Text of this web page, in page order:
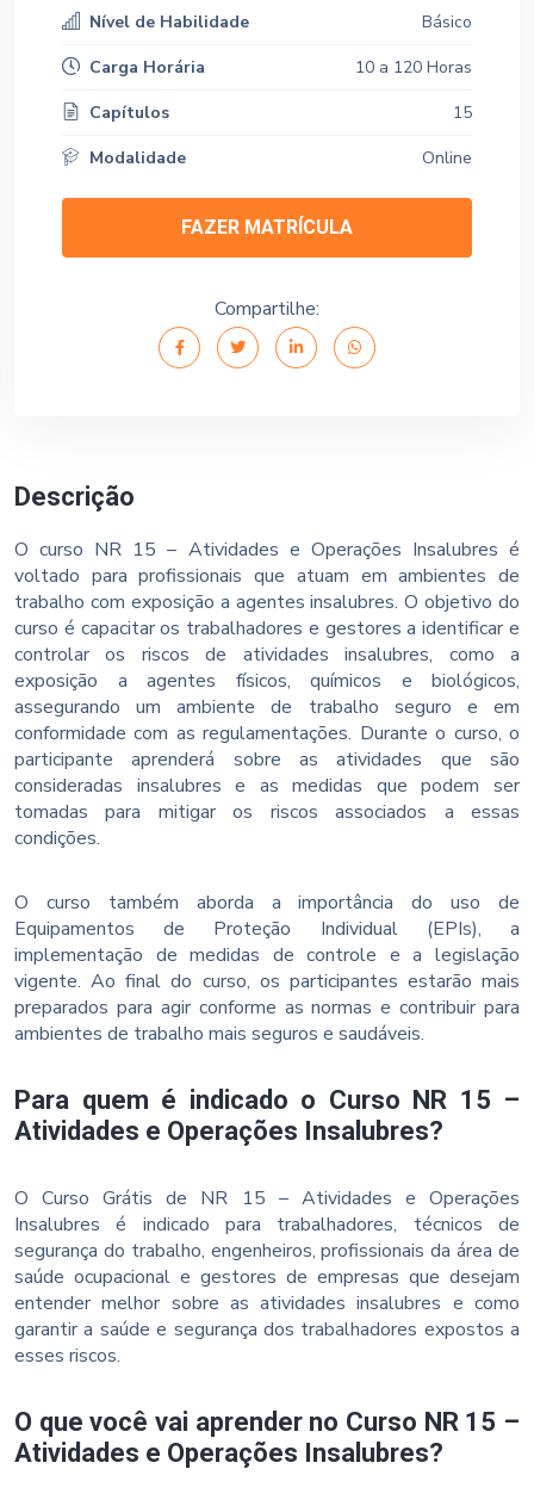
Descrição
O curso NR 15 – Atividades e Operações Insalubres é
voltado para profissionais que atuam em ambientes de
trabalho com exposição a agentes insalubres. O objetivo do
curso é capacitar os trabalhadores e gestores a identificar e
controlar os riscos de atividades insalubres, como a
exposição a agentes físicos, químicos e biológicos,
assegurando um ambiente de trabalho seguro e em
conformidade com as regulamentações. Durante o curso, o
participante aprenderá sobre as atividades que são
consideradas insalubres e as medidas que podem ser
tomadas para mitigar os riscos associados a essas
condições.
O curso também aborda a importância do uso de
Equipamentos de Proteção Individual (EPIs), a
implementação de medidas de controle e a legislação
vigente. Ao final do curso, os participantes estarão mais
preparados para agir conforme as normas e contribuir para
ambientes de trabalho mais seguros e saudáveis.
Para quem é indicado o Curso NR 15 –
Atividades e Operações Insalubres?
O Curso Grátis de NR 15 – Atividades e Operações
Insalubres é indicado para trabalhadores, técnicos de
segurança do trabalho, engenheiros, profissionais da área de
saúde ocupacional e gestores de empresas que desejam
entender melhor sobre as atividades insalubres e como
garantir a saúde e segurança dos trabalhadores expostos a
esses riscos.
O que você vai aprender no Curso NR 15 –
Atividades e Operações Insalubres?
Nível de Habilidade
Básico
Carga Horária
10 a 120 Horas
Capítulos
15
Modalidade
Online
FAZER MATRÍCULA
Compartilhe: